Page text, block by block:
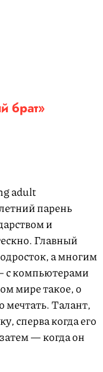
брат»
adult
парень
и
Главный
а многим
с компьютерами
мире такое, о
мечтать. Талант,
сперва когда его
— когда он